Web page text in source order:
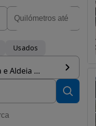
Usados
Seixal, Arrentela e Aldeia de Paio Pires, concelho Seixal